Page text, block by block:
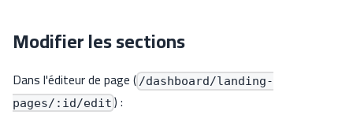
Modifier les sections
Dans l'éditeur de page ( /dashboard/landing-
pages/:id/edit ) :